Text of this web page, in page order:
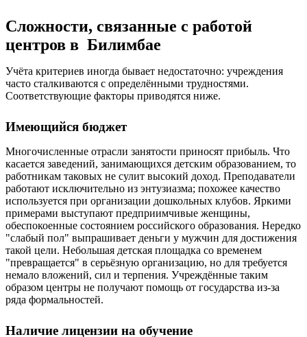
Сложности, связанные с работой
центров в Билимбае
Учёта критериев иногда бывает недостаточно: учреждения
часто сталкиваются с определёнными трудностями.
Соответствующие факторы приводятся ниже.
Имеющийся бюджет
Многочисленные отрасли занятости приносят прибыль. Что
касается заведений, занимающихся детским образованием, то
работникам таковых не сулит высокий доход. Преподаватели
работают исключительно из энтузиазма; похожее качество
используется при организации дошкольных клубов. Яркими
примерами выступают предприимчивые женщины,
обеспокоенные состоянием российского образования. Нередко
"слабый пол" выпрашивает деньги у мужчин для достижения
такой цели. Небольшая детская площадка со временем
"превращается" в серьёзную организацию, но для требуется
немало вложений, сил и терпения. Учреждённые таким
образом центры не получают помощь от государства из-за
ряда формальностей.
Наличие лицензии на обучение